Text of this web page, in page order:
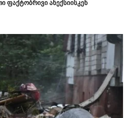
ფაქტობრივი ანექსიისკენ